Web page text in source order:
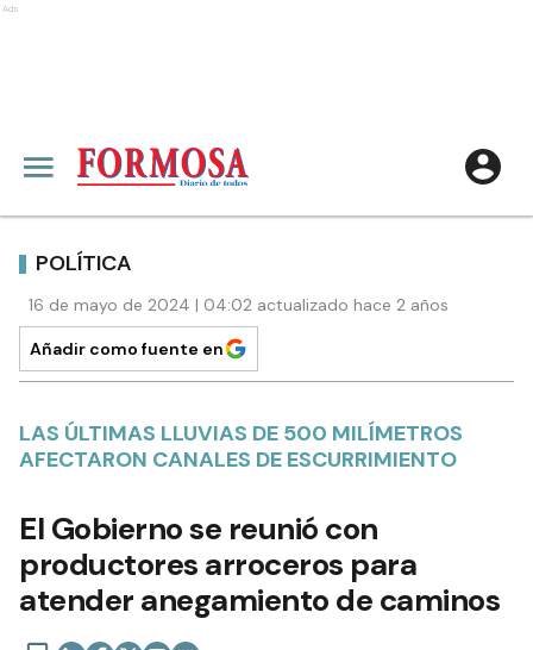
Ads
POLÍTICA
16 de mayo de 2024 | 04:02 actualizado hace 2 años
Añadir como fuente en
LAS ÚLTIMAS LLUVIAS DE 500 MILÍMETROS
AFECTARON CANALES DE ESCURRIMIENTO
El Gobierno se reunió con
productores arroceros para
atender anegamiento de caminos